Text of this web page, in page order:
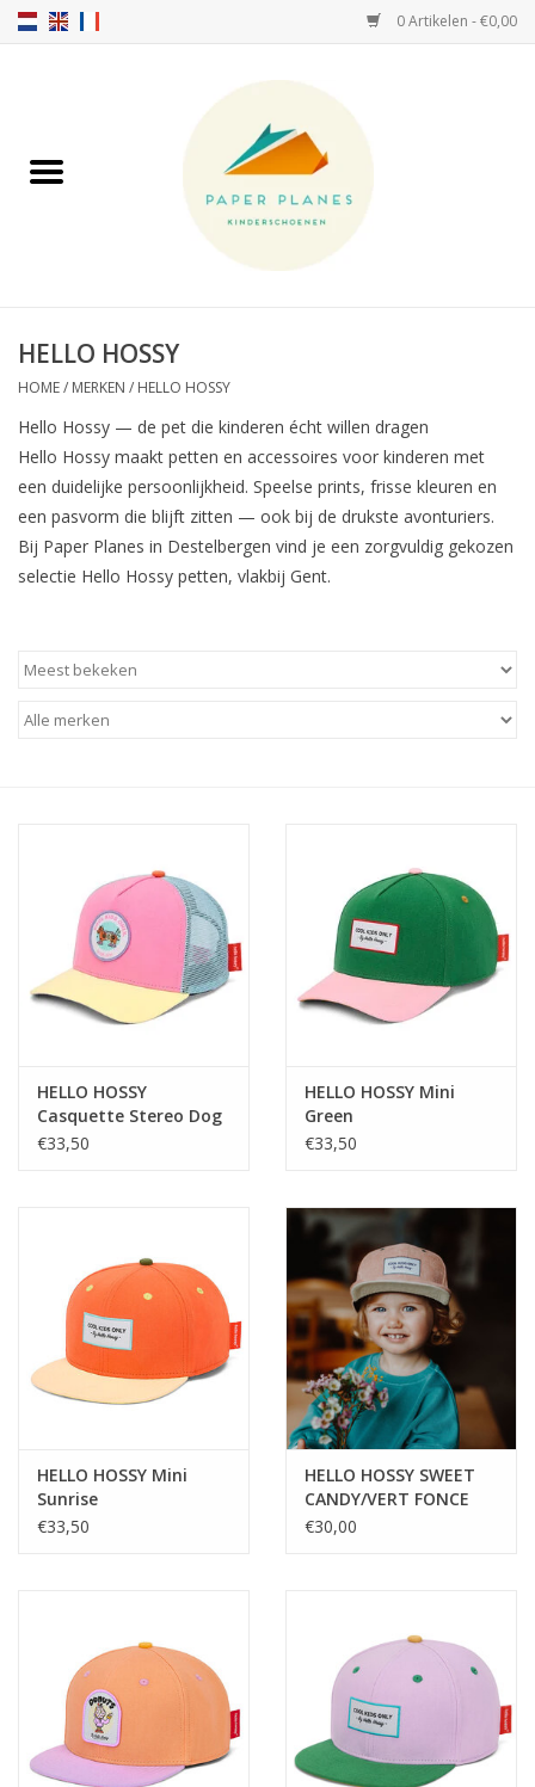
0 Artikelen - €0,00
FW26-27
HELLO HOSSY petten
SALTIES
JEUNE PREMIER
SOFTSOLES
Cadeaubonnen
HELLO HOSSY
HOME/ MERKEN / HELLO HOSSY
Hello Hossy — de pet die kinderen écht willen dragen
Hello Hossy maakt petten en accessoires voor kinderen met
een duidelijke persoonlijkheid. Speelse prints, frisse kleuren en
een pasvorm die blijft zitten — ook bij de drukste avonturiers.
Bij Paper Planes in Destelbergen vind je een zorgvuldig gekozen
selectie Hello Hossy petten, vlakbij Gent.
HELLO HOSSY
Casquette Stereo Dog
€33,50
HELLO HOSSY Mini
Green
€33,50
HELLO HOSSY Mini
Sunrise
€33,50
HELLO HOSSY SWEET
CANDY/VERT FONCE
€30,00